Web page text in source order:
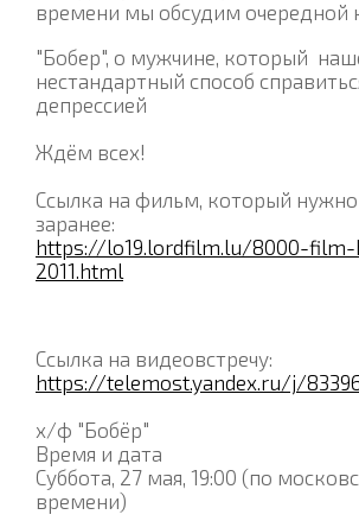
времени мы обсудим очередной
"Бобер", о мужчине, который
нестандартный способ
депрессией
Ждём всех!
Ссылка на фильм, который
заранее:
https://lo19.lordfilm.lu/8000-film-
2011.html
Ссылка на видеовстречу:
https://telemost.yandex.ru/j/
х/ф "Бобёр"
Время и дата
Суббота, 27 мая, 19:00 (по
времени)